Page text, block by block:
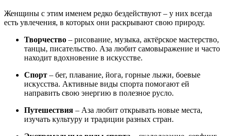
Женщины с этим именем редко бездействуют – у них всегда
есть увлечения, в которых они раскрывают свою природу.
Творчество – рисование, музыка, актёрское мастерство,
танцы, писательство. Аза любит самовыражение и часто
находит вдохновение в искусстве.
Спорт – бег, плавание, йога, горные лыжи, боевые
искусства. Активные виды спорта помогают ей
направить свою энергию в полезное русло.
Путешествия – Аза любит открывать новые места,
изучать культуру и традиции разных стран.